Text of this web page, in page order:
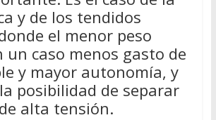
y de los tendidos
el menor peso
un caso menos gasto de
y mayor autonomía, y
posibilidad de separar
alta tensión.